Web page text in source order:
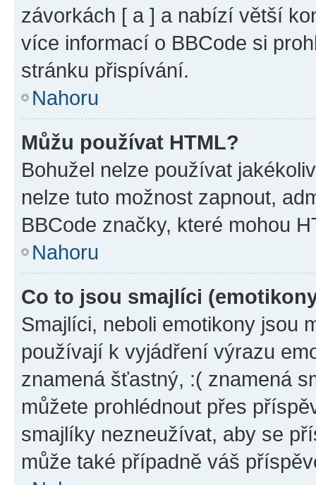
závorkách [ a ] a nabízí větší
více informací o BBCode si
stránku přispívání.
Nahoru
Můžu používat HTML?
Bohužel nelze používat
nelze tuto možnost zapnout,
BBCode značky, které mohou
Nahoru
Co to jsou smajlíci
Smajlíci, neboli emotikony jsou
používají k vyjádření výrazu
znamená šťastný, :( znamená
můžete prohlédnout přes
smajlíky nezneužívat, aby se
může také případně váš